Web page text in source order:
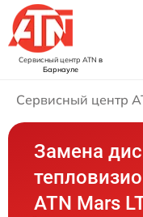
Сервисный центр ATN в
Барнауле
Сервисный центр
Замена
ATN Mars